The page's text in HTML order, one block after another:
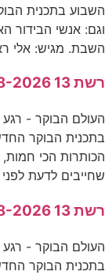
השבוע בתכנית
וגם: אנשי הבידור
השבת. מגיש: אלי
רשת 13 06-08-2026
בתכנית הבוקר
הכותרות הכי חמות,
שחייבים לדעת
רשת 13 05-08-2026
בתכנית הבוקר